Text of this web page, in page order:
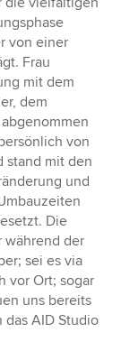
von einer
Frau
mit dem
dem
von
stand mit den
und
Die
während der
sei es via
vor Ort; sogar
uns bereits
das AID Studio